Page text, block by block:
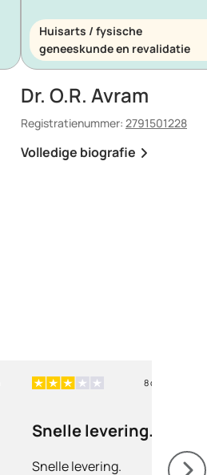
Huisarts / fysische
geneeskunde en revalidatie
Dr. O.R. Avram
Registratienummer: 2791501228
Volledige biografie
8 dagen geleden
Snelle levering.
Snelle levering.